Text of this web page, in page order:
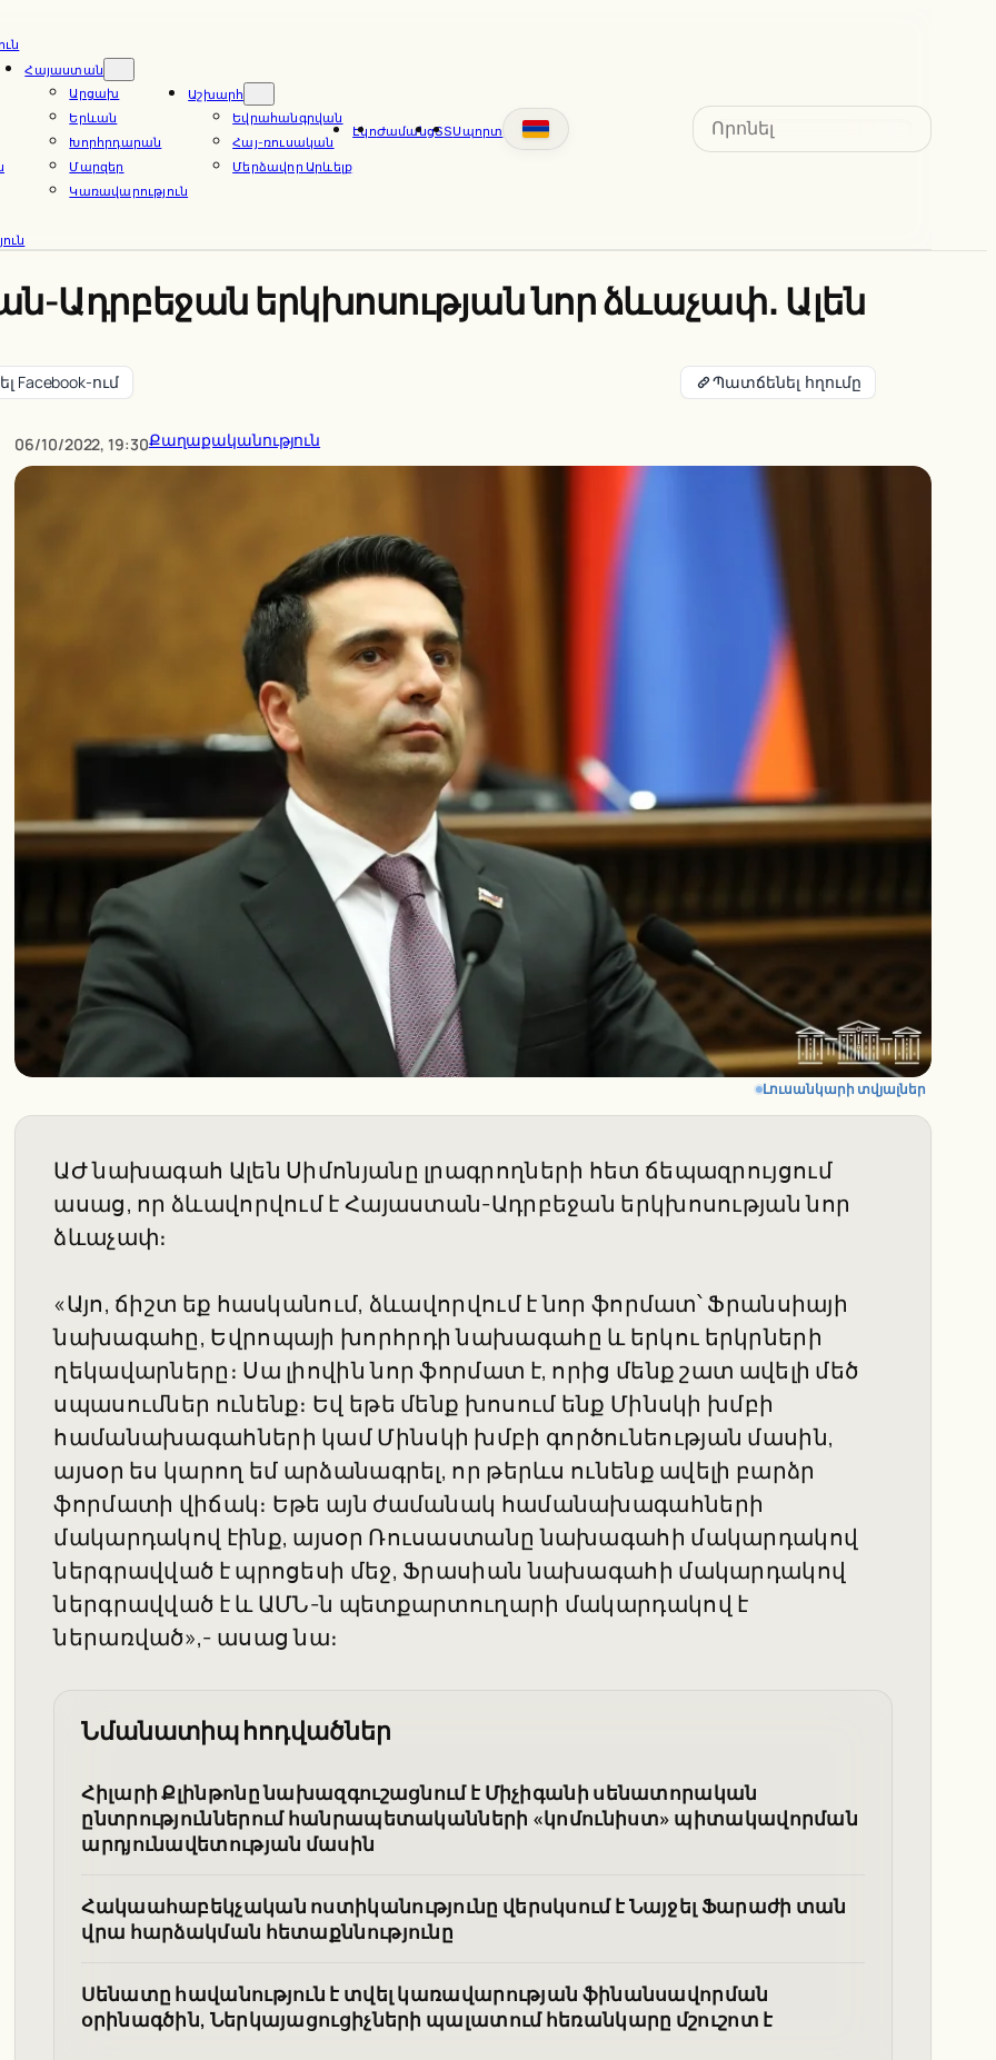
Հայաստան
Արցախ
Երևան
Խորհրդարան
Մարզեր
Կառավարություն
Աշխարհ
Եվրահանգրվան
Հայ-ռուսական
Մերձավոր Արևելք
ԷկոԺամանցՏՏՍպորտ
Search
Ադրբեջան երկխոսության նոր ձևաչափ․ Ալեն
Facebook-ում Պատճենել հղումը
06/10/2022, 19:30Քաղաքականություն
Լուսանկարի տվյալներ
ԱԺ նախագահ Ալեն Սիմոնյանը լրագրողների հետ ճեպազրույցում
ասաց, որ ձևավորվում է Հայաստան-Ադրբեջան երկխոսության նոր
ձևաչափ։
«Այո, ճիշտ եք հասկանում, ձևավորվում է նոր ֆորմատ՝ Ֆրանսիայի
նախագահը, Եվրոպայի խորհրդի նախագահը և երկու երկրների
ղեկավարները։ Սա լիովին նոր ֆորմատ է, որից մենք շատ ավելի մեծ
սպասումներ ունենք։ Եվ եթե մենք խոսում ենք Մինսկի խմբի
համանախագահների կամ Մինսկի խմբի գործունեության մասին,
այսօր ես կարող եմ արձանագրել, որ թերևս ունենք ավելի բարձր
ֆորմատի վիճակ։ Եթե այն ժամանակ համանախագահների
մակարդակով էինք, այսօր Ռուսաստանը նախագահի մակարդակով
ներգրավված է պրոցեսի մեջ, Ֆրասիան նախագահի մակարդակով
ներգրավված է և ԱՄՆ-ն պետքարտուղարի մակարդակով է
ներառված»,- ասաց նա։
Նմանատիպ հոդվածներ
Հիլարի Քլինթոնը նախազգուշացնում է Միչիգանի սենատորական
ընտրություններում հանրապետականների «կոմունիստ» պիտակավորման
արդյունավետության մասին
Հակաահաբեկչական ոստիկանությունը վերսկսում է Նայջել Ֆարաժի տան
վրա հարձակման հետաքննությունը
Սենատը հավանություն է տվել կառավարության ֆինանսավորման
օրինագծին, Ներկայացուցիչների պալատում հեռանկարը մշուշոտ է